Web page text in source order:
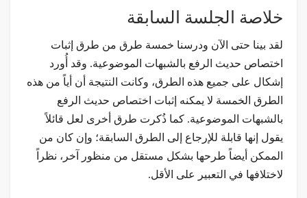
خلاصة الجلسة السابقة
لقد بينا حتى الآن ودرسنا خمسة طرق من طرق إثبات
اختصاص حديث الرفع بالشبهات الموضوعية. وقد أُورد
إشكال على جميع هذه الطرق، وكانت النتيجة أن أياً من هذه
الطرق الخمسة لا يمكنه إثبات اختصاص حديث الرفع
بالشبهات الموضوعية. كما ذُكرت طرق أخرى لعل قائلاً
يقول إنها قابلة للإرجاع إلى الطرق السابقة؛ وإن كان من
الممكن أيضاً طرحها بشكل مستقل من منظور آخر، نظراً
لاختلافها في التعبير على الأقل.